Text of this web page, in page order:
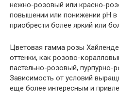
нежно-розовый или красно-
повышении или понижении pH в
приобрести более яркий или
Цветовая гамма розы
оттенки, как розово-
пастельно-розовый, пурпурно-
Зависимость от условий
еще более интересным и